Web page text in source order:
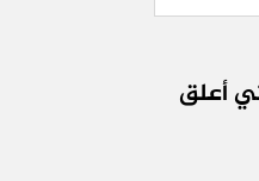
أعلق